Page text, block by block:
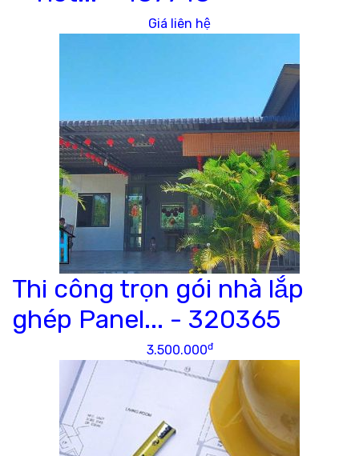
Giá liên hệ
Thi công trọn gói nhà lắp
ghép Panel... - 320365
3.500.000đ